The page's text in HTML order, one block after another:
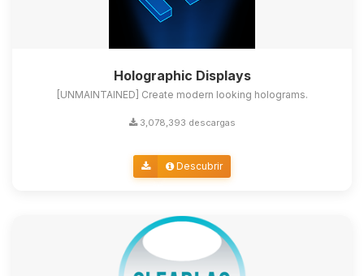
Holographic Displays
[UNMAINTAINED] Create modern looking holograms.
3,078,393 descargas
Descubrir